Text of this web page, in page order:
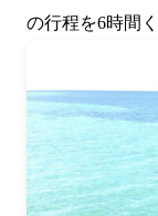
の行程を6時間